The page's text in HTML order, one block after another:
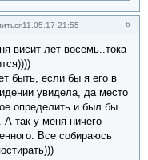
6
11.05.17 21:55
висит лет восемь..тока
быть, если бы я его в
увидела, да место
определить и был бы
А так у меня ничего
Все собираюсь